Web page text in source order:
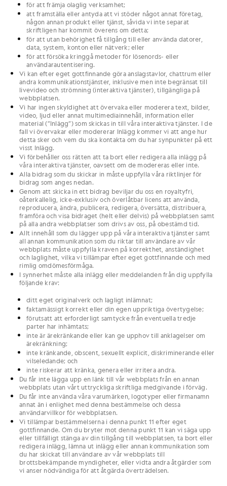
för att främja olaglig verksamhet;
att framställa eller antyda att vi stöder något annat företag,
någon annan produkt eller tjänst, såvida vi inte separat
skriftligen har kommit överens om detta;
för att utan behörighet få tillgång till eller använda datorer,
data, system, konton eller nätverk; eller
för att försöka kringgå metoder för lösenords- eller
användarautentisering.
Vi kan efter eget gottfinnande göra anslagstavlor, chattrum eller
andra kommunikationstjänster, inklusive men inte begränsat till
livevideo och strömning (interaktiva tjänster), tillgängliga på
webbplatsen.
Vi har ingen skyldighet att övervaka eller moderera text, bilder,
video, ljud eller annat multimediainnehåll, information eller
material (”Inlägg”) som skickas in till våra interaktiva tjänster. I de
fall vi övervakar eller modererar Inlägg kommer vi att ange hur
detta sker och vem du ska kontakta om du har synpunkter på ett
visst Inlägg.
Vi förbehåller oss rätten att ta bort eller redigera alla inlägg på
våra interaktiva tjänster, oavsett om de modereras eller inte.
Alla bidrag som du skickar in måste uppfylla våra riktlinjer för
bidrag som anges nedan.
Genom att skicka in ett bidrag beviljar du oss en royaltyfri,
oåterkallelig, icke-exklusiv och överlåtbar licens att använda,
reproducera, ändra, publicera, redigera, översätta, distribuera,
framföra och visa bidraget (helt eller delvis) på webbplatsen samt
på alla andra webbplatser som drivs av oss, på obestämd tid.
Allt innehåll som du lägger upp på våra interaktiva tjänster samt
all annan kommunikation som du riktar till användare av vår
webbplats måste uppfylla kraven på korrekthet, anständighet
och laglighet, vilka vi tillämpar efter eget gottfinnande och med
rimlig omdömesförmåga.
I synnerhet måste alla inlägg eller meddelanden från dig uppfylla
följande krav:
ditt eget originalverk och lagligt inlämnat;
faktamässigt korrekt eller din egen uppriktiga övertygelse;
förutsatt att erforderligt samtycke från eventuella tredje
parter har inhämtats;
inte är ärekränkande eller kan ge upphov till anklagelser om
ärekränkning;
inte kränkande, obscent, sexuellt explicit, diskriminerande eller
vilseledande; och
inte riskerar att kränka, genera eller irritera andra.
Du får inte lägga upp en länk till vår webbplats från en annan
webbplats utan vårt uttryckliga skriftliga medgivande i förväg.
Du får inte använda våra varumärken, logotyper eller firmanamn
annat än i enlighet med denna bestämmelse och dessa
användarvillkor för webbplatsen.
Vi tillämpar bestämmelserna i denna punkt 11 efter eget
gottfinnande. Om du bryter mot denna punkt 11 kan vi säga upp
eller tillfälligt stänga av din tillgång till webbplatsen, ta bort eller
redigera inlägg, lämna ut inlägg eller annan kommunikation som
du har skickat till användare av vår webbplats till
brottsbekämpande myndigheter, eller vidta andra åtgärder som
vi anser nödvändiga för att åtgärda överträdelsen.